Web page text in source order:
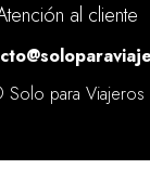
al cliente
Solo para Viajeros